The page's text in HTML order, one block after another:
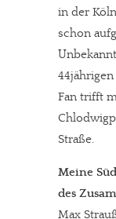
in der
schon
Fan trifft
Straße.
Meine
des
Max